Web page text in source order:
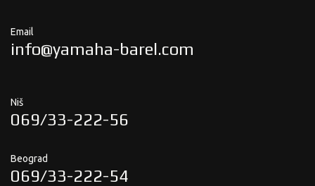
Email
info@yamaha-barel.com
Niš
069/33-222-56
Beograd
069/33-222-54